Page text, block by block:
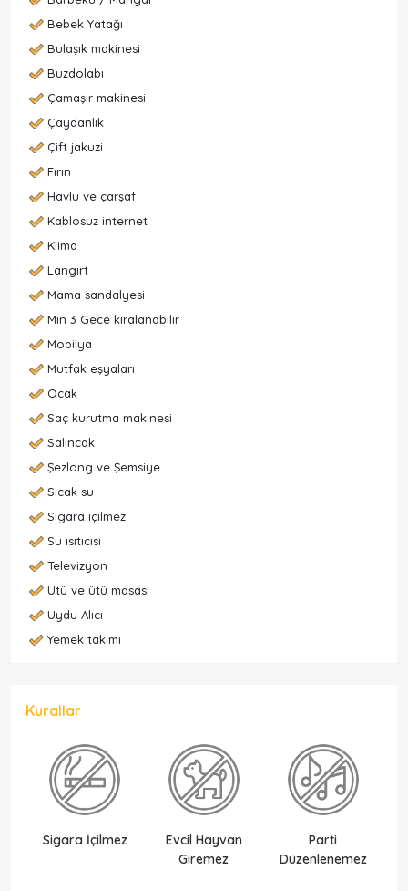
Bebek Yatağı
Bulaşık makinesi
Buzdolabı
Çamaşır makinesi
Çaydanlık
Çift jakuzi
Fırın
Havlu ve çarşaf
Kablosuz internet
Klima
Langırt
Mama sandalyesi
Min 3 Gece kiralanabilir
Mobilya
Mutfak eşyaları
Ocak
Saç kurutma makinesi
Salıncak
Şezlong ve Şemsiye
Sıcak su
Sigara içilmez
Su ısıtıcısı
Televizyon
Ütü ve ütü masası
Uydu Alıcı
Yemek takımı
Kurallar
Sigara İçilmez
Evcil Hayvan
Giremez
Parti
Düzenlenemez